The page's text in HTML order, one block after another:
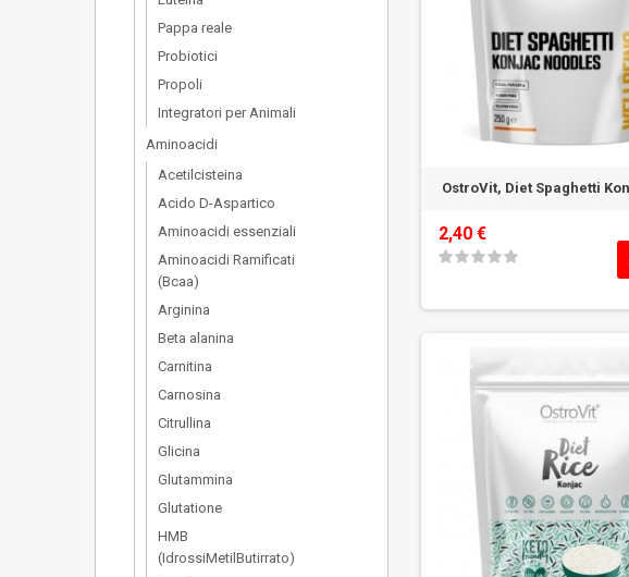
Pappa reale
Probiotici
Propoli
Integratori per Animali
Aminoacidi
Acetilcisteina
Acido D-Aspartico
Aminoacidi essenziali
Aminoacidi Ramificati
(Bcaa)
Arginina
Beta alanina
Carnitina
Carnosina
Citrullina
Glicina
Glutammina
Glutatione
HMB
(IdrossiMetilButirrato)
OstroVit, Diet Spaghetti
2,40 €